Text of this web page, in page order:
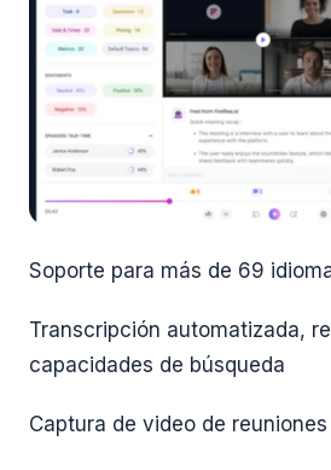
Soporte para más de 69
Transcripción automatizada,
capacidades de búsqueda
Captura de video de